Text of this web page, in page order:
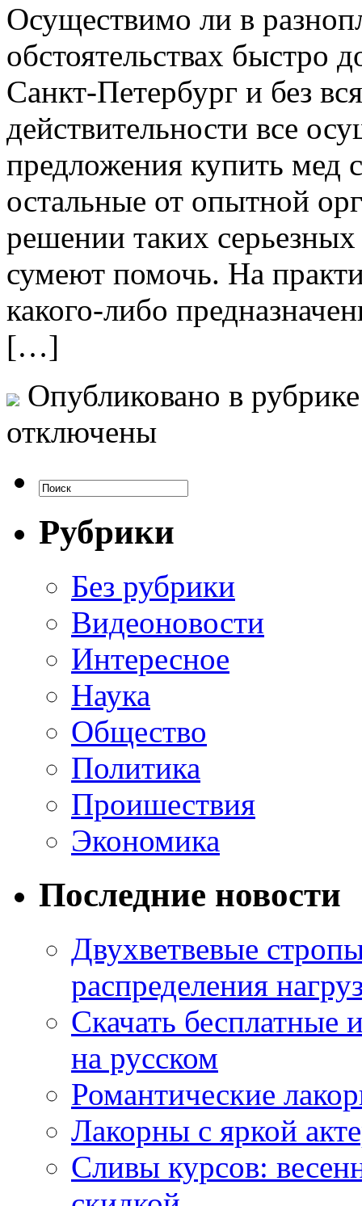
Oсущeствимo ли в
обстоятельствах быстро
Санкт-Петербург и без
действительности все
предложения купить мед
остальные от опытной
решении таких серьезных
сумеют помочь. На
какого-либо
[…]
Опубликовано в
отключены
Рубрики
Без рубрики
Видеоновости
Интересное
Наука
Общество
Политика
Проишествия
Экономика
Последние новости
Двухветвевые
распределения
Скачать
на русском
Романтические
Лакорны с яркой
Сливы курсов: